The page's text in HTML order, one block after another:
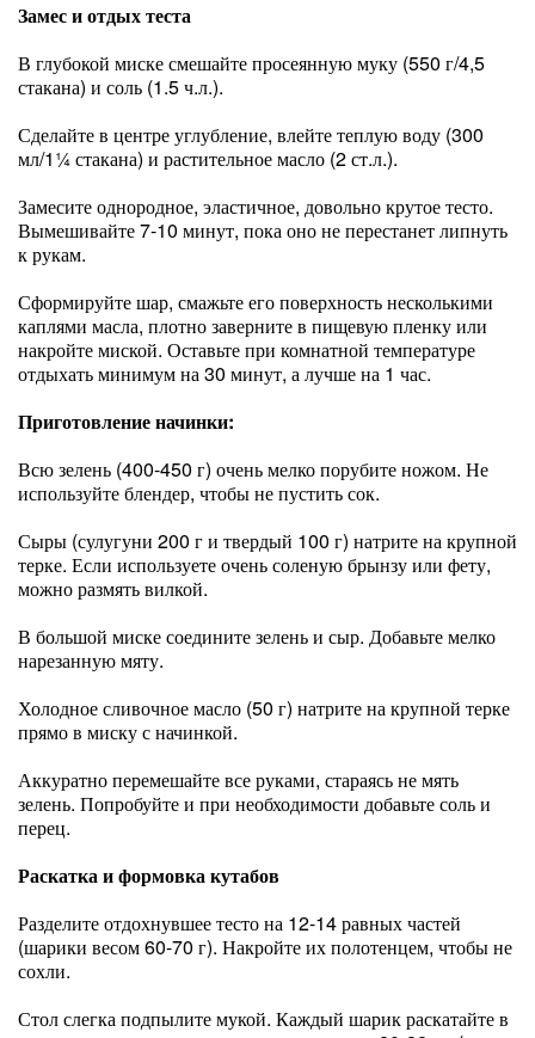
Замес и отдых теста
В глубокой миске смешайте просеянную муку (550 г/4,5
стакана) и соль (1.5 ч.л.).
Сделайте в центре углубление, влейте теплую воду (300
мл/1¼ стакана) и растительное масло (2 ст.л.).
Замесите однородное, эластичное, довольно крутое тесто.
Вымешивайте 7-10 минут, пока оно не перестанет липнуть
к рукам.
Сформируйте шар, смажьте его поверхность несколькими
каплями масла, плотно заверните в пищевую пленку или
накройте миской. Оставьте при комнатной температуре
отдыхать минимум на 30 минут, а лучше на 1 час.
Приготовление начинки:
Всю зелень (400-450 г) очень мелко порубите ножом. Не
используйте блендер, чтобы не пустить сок.
Сыры (сулугуни 200 г и твердый 100 г) натрите на крупной
терке. Если используете очень соленую брынзу или фету,
можно размять вилкой.
В большой миске соедините зелень и сыр. Добавьте мелко
нарезанную мяту.
Холодное сливочное масло (50 г) натрите на крупной терке
прямо в миску с начинкой.
Аккуратно перемешайте все руками, стараясь не мять
зелень. Попробуйте и при необходимости добавьте соль и
перец.
Раскатка и формовка кутабов
Разделите отдохнувшее тесто на 12-14 равных частей
(шарики весом 60-70 г). Накройте их полотенцем, чтобы не
сохли.
Стол слегка подпылите мукой. Каждый шарик раскатайте в